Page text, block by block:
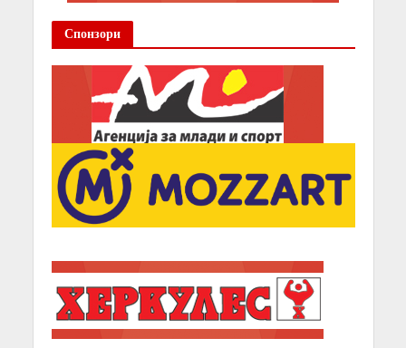
Спонзори